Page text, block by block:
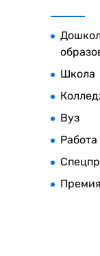
Школа
Вуз